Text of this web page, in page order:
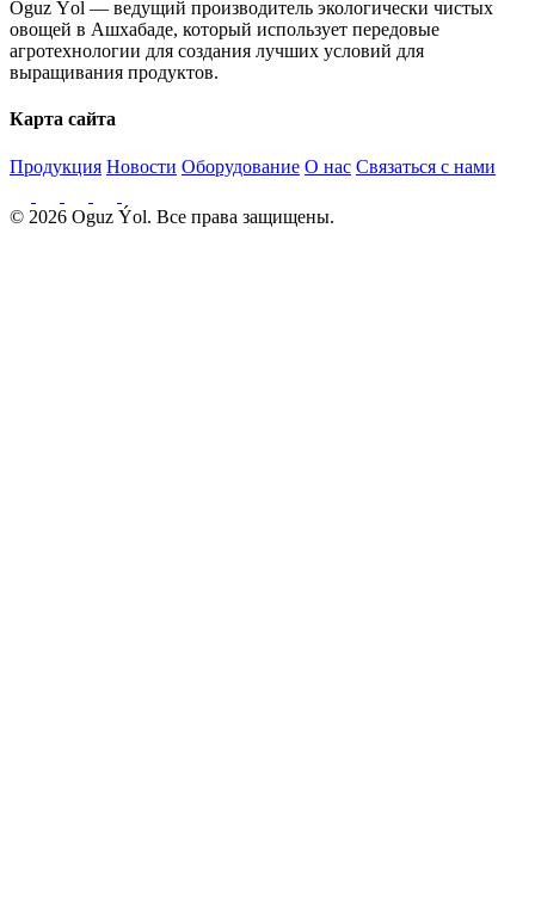
Oguz Ýol — ведущий производитель экологически чистых
овощей в Ашхабаде, который использует передовые
агротехнологии для создания лучших условий для
выращивания продуктов.
Карта сайта
Продукция Новости Оборудование О нас Связаться с нами
© 2026 Oguz Ýol. Все права защищены.